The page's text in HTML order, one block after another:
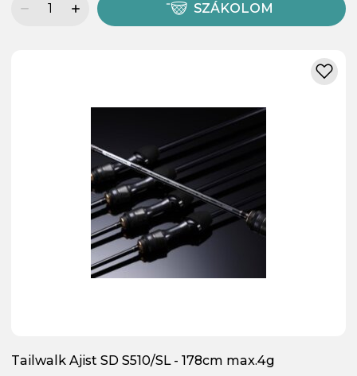
SZÁKOLOM
Tailwalk Ajist SD S510/SL - 178cm max.4g